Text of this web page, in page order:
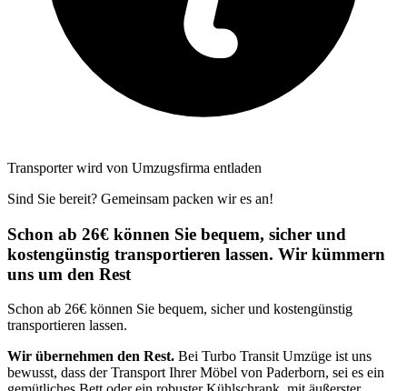
Transporter wird von Umzugsfirma entladen
Sind Sie bereit? Gemeinsam packen wir es an!
Schon ab 26€ können Sie bequem, sicher und
kostengünstig transportieren lassen. Wir kümmern
uns um den Rest
Schon ab 26€ können Sie bequem, sicher und kostengünstig
transportieren lassen.
Wir übernehmen den Rest. Bei Turbo Transit Umzüge ist uns
bewusst, dass der Transport Ihrer Möbel von Paderborn, sei es ein